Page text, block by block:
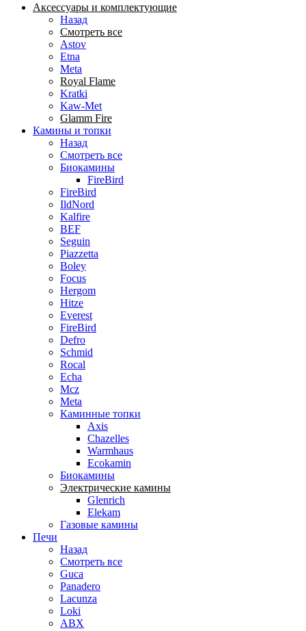
Аксессуары и комплектующие
Назад
Смотреть все
Astov
Etna
Meta
Royal Flame
Kratki
Kaw-Met
Glamm Fire
Камины и топки
Назад
Смотреть все
Биокамины
FireBird
FireBird
IldNord
Kalfire
BEF
Seguin
Piazzetta
Boley
Focus
Hergom
Hitze
Everest
FireBird
Defro
Schmid
Rocal
Echa
Mcz
Meta
Каминные топки
Axis
Chazelles
Warmhaus
Ecokamin
Биокамины
Электрические камины
Glenrich
Elekam
Газовые камины
Печи
Назад
Смотреть все
Guca
Panadero
Lacunza
Loki
ABX